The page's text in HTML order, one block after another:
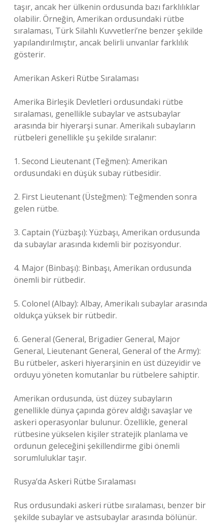
taşır, ancak her ülkenin ordusunda bazı farklılıklar
olabilir. Örneğin, Amerikan ordusundaki rütbe
sıralaması, Türk Silahlı Kuvvetleri’ne benzer şekilde
yapılandırılmıştır, ancak belirli unvanlar farklılık
gösterir.
Amerikan Askeri Rütbe Sıralaması
Amerika Birleşik Devletleri ordusundaki rütbe
sıralaması, genellikle subaylar ve astsubaylar
arasında bir hiyerarşi sunar. Amerikalı subayların
rütbeleri genellikle şu şekilde sıralanır:
1. Second Lieutenant (Teğmen): Amerikan
ordusundaki en düşük subay rütbesidir.
2. First Lieutenant (Üsteğmen): Teğmenden sonra
gelen rütbe.
3. Captain (Yüzbaşı): Yüzbaşı, Amerikan ordusunda
da subaylar arasında kıdemli bir pozisyondur.
4. Major (Binbaşı): Binbaşı, Amerikan ordusunda
önemli bir rütbedir.
5. Colonel (Albay): Albay, Amerikalı subaylar arasında
oldukça yüksek bir rütbedir.
6. General (General, Brigadier General, Major
General, Lieutenant General, General of the Army):
Bu rütbeler, askeri hiyerarşinin en üst düzeyidir ve
orduyu yöneten komutanlar bu rütbelere sahiptir.
Amerikan ordusunda, üst düzey subayların
genellikle dünya çapında görev aldığı savaşlar ve
askeri operasyonlar bulunur. Özellikle, general
rütbesine yükselen kişiler stratejik planlama ve
ordunun geleceğini şekillendirme gibi önemli
sorumluluklar taşır.
Rusya’da Askeri Rütbe Sıralaması
Rus ordusundaki askeri rütbe sıralaması, benzer bir
şekilde subaylar ve astsubaylar arasında bölünür.